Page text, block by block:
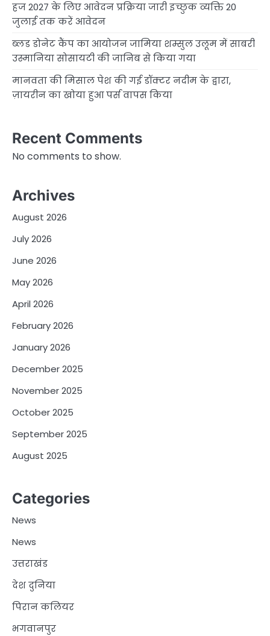
हज 2027 के लिए आवेदन प्रक्रिया जारी इच्छुक व्यक्ति 20
जुलाई तक करें आवेदन
ब्लड डोनेट कैंप का आयोजन जामिया शम्सुल उलूम में साबरी
उस्मानिया सोसायटी की जानिब से किया गया
मानवता की मिसाल पेश की गई डॉक्टर नदीम के द्वारा,
ज़ायरीन का खोया हुआ पर्स वापस किया
Recent Comments
No comments to show.
Archives
August 2026
July 2026
June 2026
May 2026
April 2026
February 2026
January 2026
December 2025
November 2025
October 2025
September 2025
August 2025
Categories
News
News
उत्तराखंड
देश दुनिया
पिरान कलियर
भगवानपुर